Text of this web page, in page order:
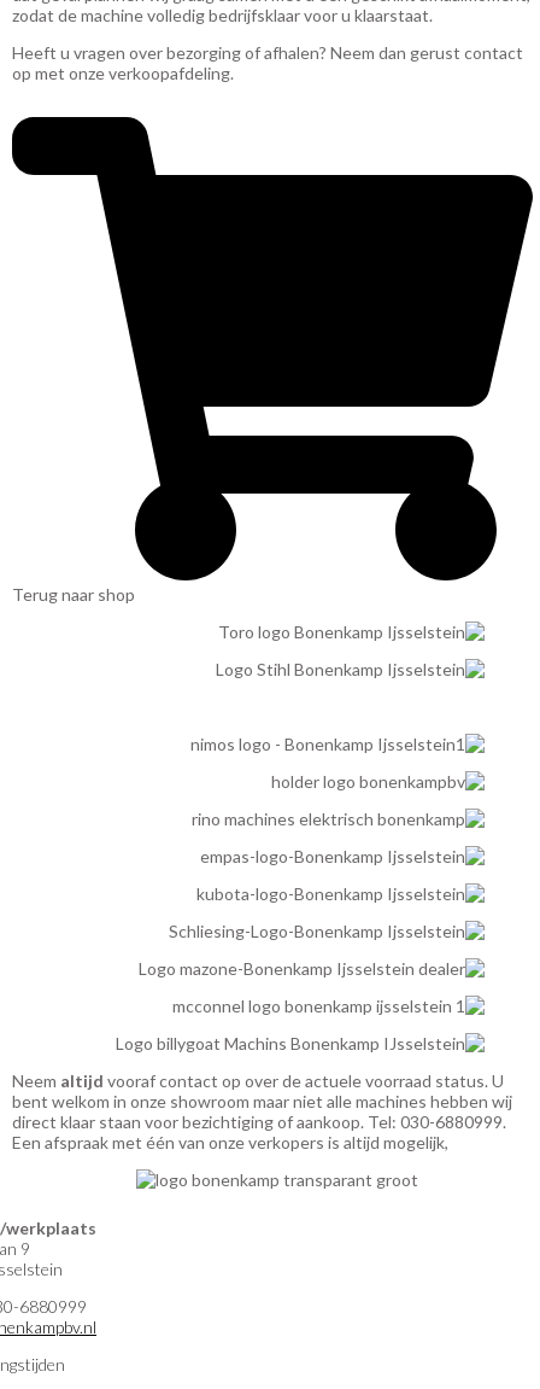
zodat de machine volledig bedrijfsklaar voor u klaarstaat.
Heeft u vragen over bezorging of afhalen? Neem dan gerust contact
op met onze verkoopafdeling.
Terug naar shop
Neem altijd vooraf contact op over de actuele voorraad status. U
bent welkom in onze showroom maar niet alle machines hebben wij
direct klaar staan voor bezichtiging of aankoop. Tel: 030-6880999.
Een afspraak met één van onze verkopers is altijd mogelijk,
werkplaats
9
6880999